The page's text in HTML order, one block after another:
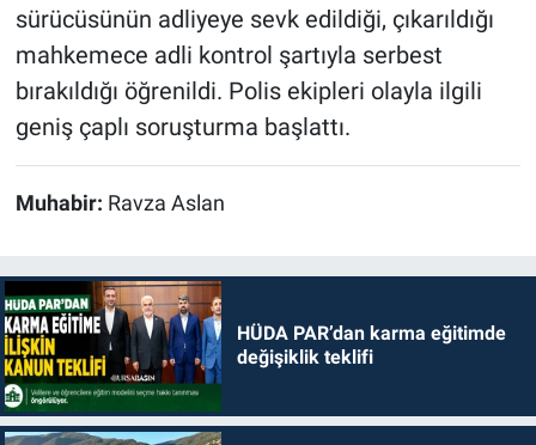
sürücüsünün adliyeye sevk edildiği, çıkarıldığı
mahkemece adli kontrol şartıyla serbest
bırakıldığı öğrenildi. Polis ekipleri olayla ilgili
geniş çaplı soruşturma başlattı.
Muhabir: Ravza Aslan
HÜDA PAR’dan karma eğitimde
değişiklik teklifi